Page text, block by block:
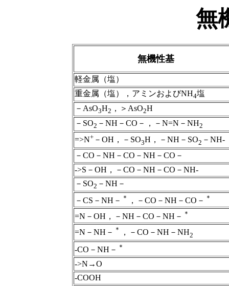
無
無機性基
軽金属（塩）
重金属（塩），アミンおよびNH4塩
－AsO3H2 ，＞AsO2H
－SO2 －NH－CO－，－N=N－NH2
=>N+ －OH，－SO3H，－NH－SO2 －NH-
－CO－NH－CO－NH－CO－
->S－OH，－CO－NH－CO－NH-
－SO2 －NH－
－CS－NH－ ＊ ，－CO－NH－CO－ ＊
=N－OH，－NH－CO－NH－ ＊
=N－NH－ ＊ ，－CO－NH－NH2
-CO－NH－ ＊
->N→O
-COOH